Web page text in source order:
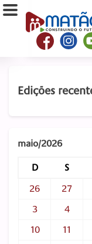
Edições
maio/2026
D S
26
27
3
4
10
11